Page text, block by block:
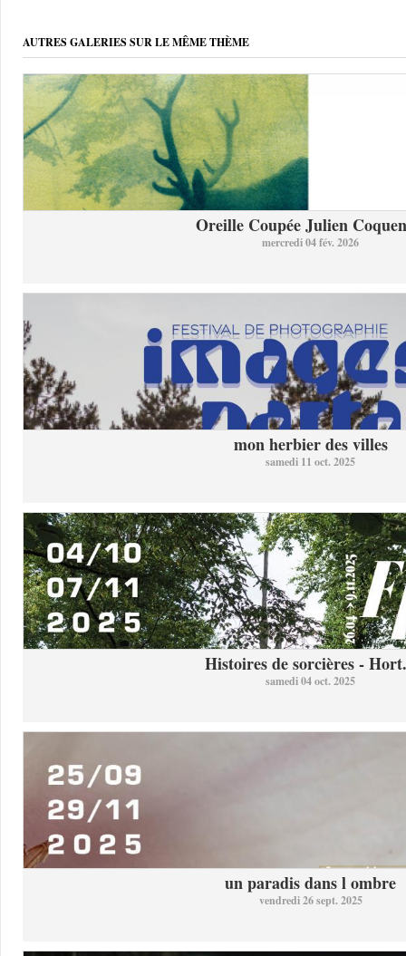
AUTRES GALERIES SUR LE MÊME THÈME
Oreille Coupée Julien
mercredi 04 fév. 2026
mon herbier des villes
samedi 11 oct. 2025
Histoires de sorcières -
samedi 04 oct. 2025
un paradis dans l ombre
vendredi 26 sept. 2025